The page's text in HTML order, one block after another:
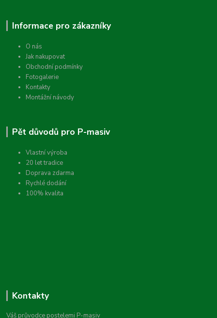
Informace pro zákazníky
O nás
Jak nakupovat
Obchodní podmínky
Fotogalerie
Kontakty
Montážní návody
Pět důvodů pro P-masiv
Vlastní výroba
20 let tradice
Doprava zdarma
Rychlé dodání
100% kvalita
Kontakty
Váš průvodce postelemi P-masiv